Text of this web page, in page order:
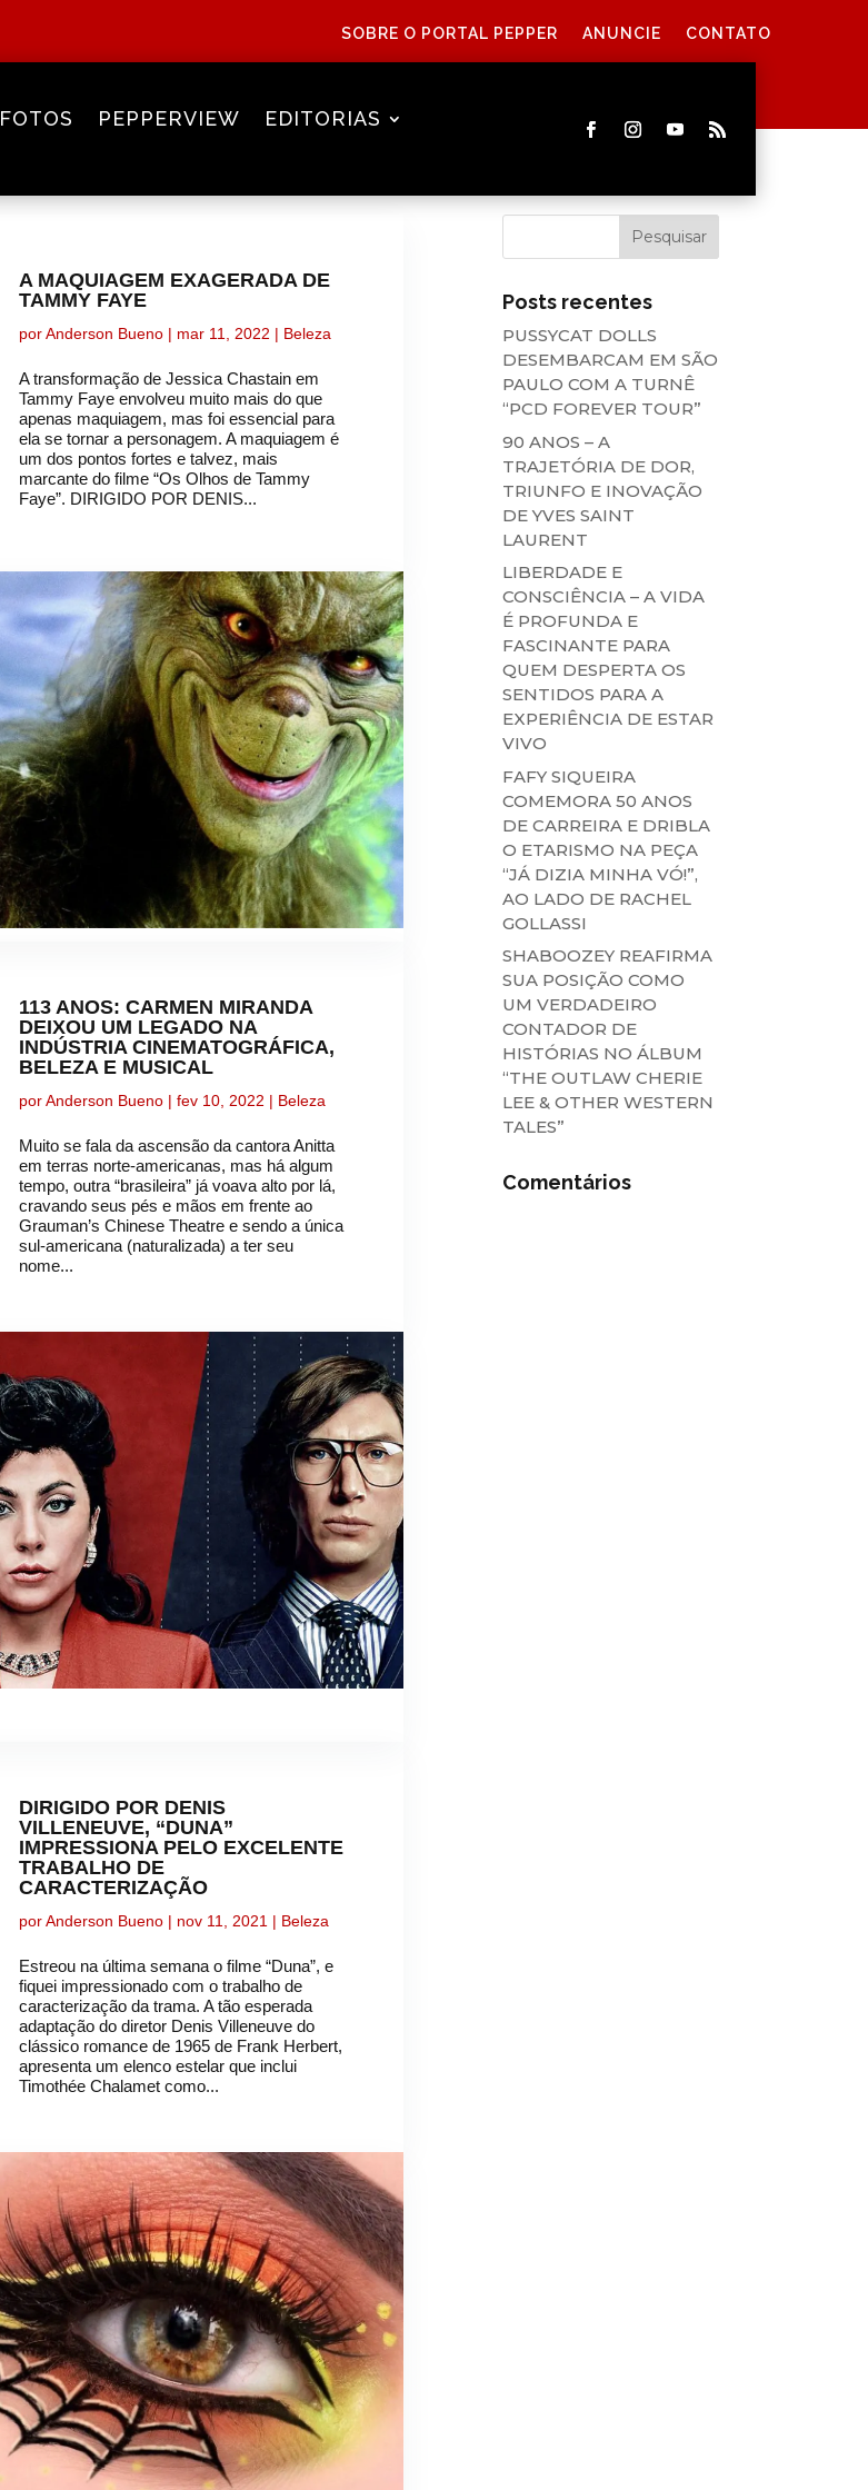
SOBRE O PORTAL PEPPER ANUNCIE CONTATO
FOTOS PEPPERVIEW EDITORIAS
A MAQUIAGEM EXAGERADA DE
TAMMY FAYE
porAnderson Bueno | mar 11, 2022 | Beleza
A transformação de Jessica Chastain em
Tammy Faye envolveu muito mais do que
apenas maquiagem, mas foi essencial para
ela se tornar a personagem. A maquiagem é
um dos pontos fortes e talvez, mais
marcante do filme “Os Olhos de Tammy
Faye”. DIRIGIDO POR DENIS...
113 ANOS: CARMEN MIRANDA
DEIXOU UM LEGADO NA
INDÚSTRIA CINEMATOGRÁFICA,
BELEZA E MUSICAL
porAnderson Bueno |fev 10, 2022 | Beleza
Muito se fala da ascensão da cantora Anitta
em terras norte-americanas, mas há algum
tempo, outra “brasileira” já voava alto por lá,
cravando seus pés e mãos em frente ao
Grauman’s Chinese Theatre e sendo a única
sul-americana (naturalizada) a ter seu
nome...
DIRIGIDO POR DENIS
VILLENEUVE, “DUNA”
IMPRESSIONA PELO EXCELENTE
TRABALHO DE
CARACTERIZAÇÃO
porAnderson Bueno | nov 11, 2021 | Beleza
Estreou na última semana o filme “Duna”, e
fiquei impressionado com o trabalho de
caracterização da trama. A tão esperada
adaptação do diretor Denis Villeneuve do
clássico romance de 1965 de Frank Herbert,
apresenta um elenco estelar que inclui
Timothée Chalamet como...
Posts recentes
PUSSYCAT DOLLS
DESEMBARCAM EM SÃO
PAULO COM A TURNÊ
“PCD FOREVER TOUR”
90 ANOS – A
TRAJETÓRIA DE DOR,
TRIUNFO E INOVAÇÃO
DE YVES SAINT
LAURENT
LIBERDADE E
CONSCIÊNCIA – A VIDA
É PROFUNDA E
FASCINANTE PARA
QUEM DESPERTA OS
SENTIDOS PARA A
EXPERIÊNCIA DE ESTAR
VIVO
FAFY SIQUEIRA
COMEMORA 50 ANOS
DE CARREIRA E DRIBLA
O ETARISMO NA PEÇA
“JÁ DIZIA MINHA VÓ!”,
AO LADO DE RACHEL
GOLLASSI
SHABOOZEY REAFIRMA
SUA POSIÇÃO COMO
UM VERDADEIRO
CONTADOR DE
HISTÓRIAS NO ÁLBUM
“THE OUTLAW CHERIE
LEE & OTHER WESTERN
TALES”
Comentários